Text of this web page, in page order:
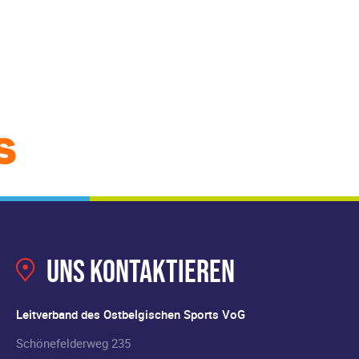
Uns kontaktieren
Leitverband des Ostbelgischen Sports VoG
Schönefelderweg 235